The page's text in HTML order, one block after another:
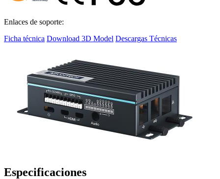
Enlaces de soporte:
Ficha técnica Download 3D Model Descargas Técnicas
Especificaciones